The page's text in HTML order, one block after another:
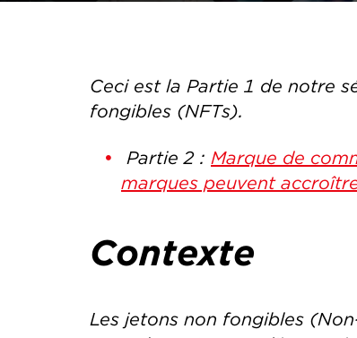
Ceci est la Partie 1 de notre
fongibles (NFTs).
Partie 2 : Marque de
marques peuvent
Contexte
Les jetons non fongibles (